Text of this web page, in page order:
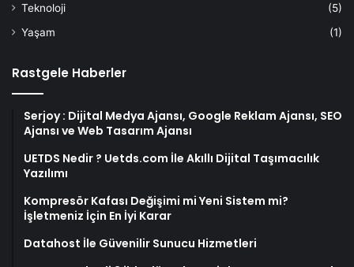
Teknoloji
(5)
Yaşam
(1)
Rastgele Haberler
Serjoy : Dijital Medya Ajansı, Google Reklam Ajansı, SEO
Ajansı ve Web Tasarım Ajansı
UETDS Nedir ? Uetds.com İle Akıllı Dijital Taşımacılık
Yazılımı
Kompresör Kafası Değişimi mi Yeni Sistem mi?
İşletmeniz İçin En İyi Karar
Datahost İle Güvenilir Sunucu Hizmetleri